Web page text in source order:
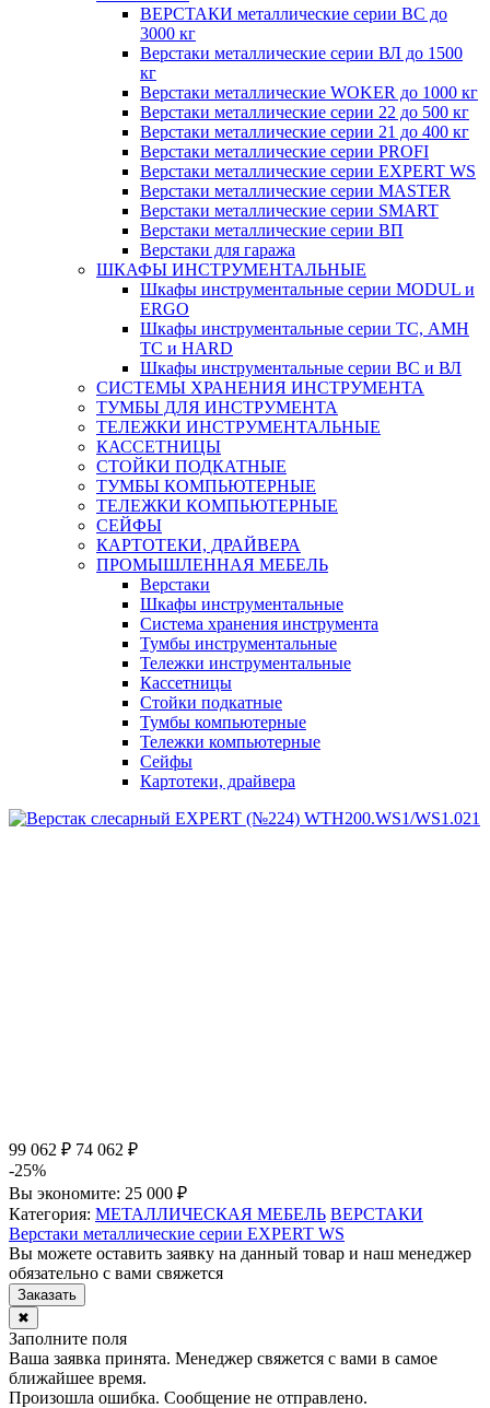
ВЕРСТАКИ металлические серии ВС до
3000 кг
Верстаки металлические серии ВЛ до 1500
кг
Верстаки металлические WOKER до 1000 кг
Верстаки металлические серии 22 до 500 кг
Верстаки металлические серии 21 до 400 кг
Верстаки металлические серии PROFI
Верстаки металлические серии EXPERT WS
Верстаки металлические серии MASTER
Верстаки металлические серии SMART
Верстаки металлические серии ВП
Верстаки для гаража
ШКАФЫ ИНСТРУМЕНТАЛЬНЫЕ
Шкафы инструментальные серии MODUL и
ERGO
Шкафы инструментальные серии ТС, АМН
ТС и HARD
Шкафы инструментальные серии ВС и ВЛ
СИСТЕМЫ ХРАНЕНИЯ ИНСТРУМЕНТА
ТУМБЫ ДЛЯ ИНСТРУМЕНТА
ТЕЛЕЖКИ ИНСТРУМЕНТАЛЬНЫЕ
КАССЕТНИЦЫ
СТОЙКИ ПОДКАТНЫЕ
ТУМБЫ КОМПЬЮТЕРНЫЕ
ТЕЛЕЖКИ КОМПЬЮТЕРНЫЕ
СЕЙФЫ
КАРТОТЕКИ, ДРАЙВЕРА
ПРОМЫШЛЕННАЯ МЕБЕЛЬ
Верстаки
Шкафы инструментальные
Система хранения инструмента
Тумбы инструментальные
Тележки инструментальные
Кассетницы
Стойки подкатные
Тумбы компьютерные
Тележки компьютерные
Сейфы
Картотеки, драйвера
99 062 ₽ 74 062 ₽
-25%
Вы экономите: 25 000 ₽
Категория: МЕТАЛЛИЧЕСКАЯ МЕБЕЛЬ ВЕРСТАКИ
Верстаки металлические серии EXPERT WS
Вы можете оставить заявку на данный товар и наш менеджер
обязательно с вами свяжется
Заказать
✖
Заполните поля
Ваша заявка принята. Менеджер свяжется с вами в самое
ближайшее время.
Произошла ошибка. Сообщение не отправлено.